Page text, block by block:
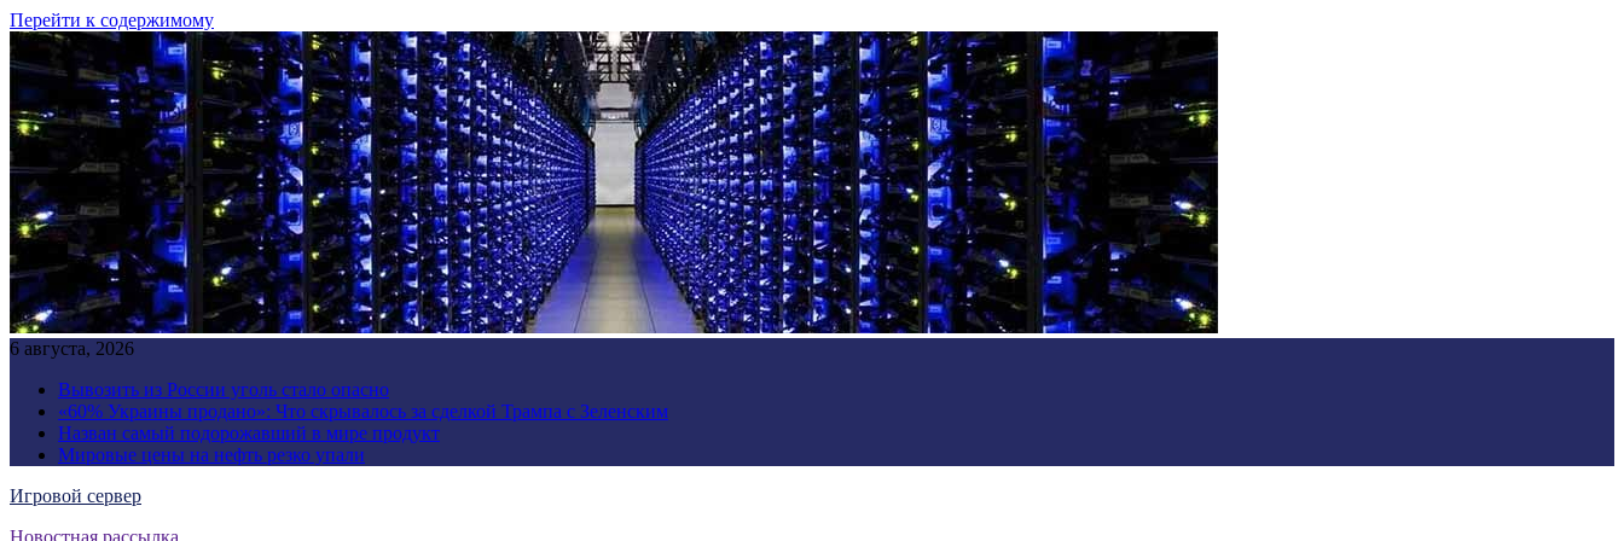
Перейти к содержимому
6 августа, 2026
Вывозить из России уголь стало опасно
«60% Украины продано»: Что скрывалось за сделкой Трампа с Зеленским
Назван самый подорожавший в мире продукт
Мировые цены на нефть резко упали
Игровой сервер
Новостная рассылка